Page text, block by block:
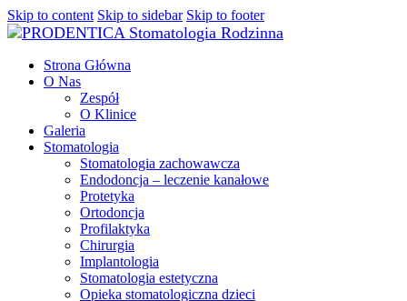
Skip to content Skip to sidebar Skip to footer
Strona Główna
O Nas
Zespół
O Klinice
Galeria
Stomatologia
Stomatologia zachowawcza
Endodoncja – leczenie kanałowe
Protetyka
Ortodoncja
Profilaktyka
Chirurgia
Implantologia
Stomatologia estetyczna
Opieka stomatologiczna dzieci